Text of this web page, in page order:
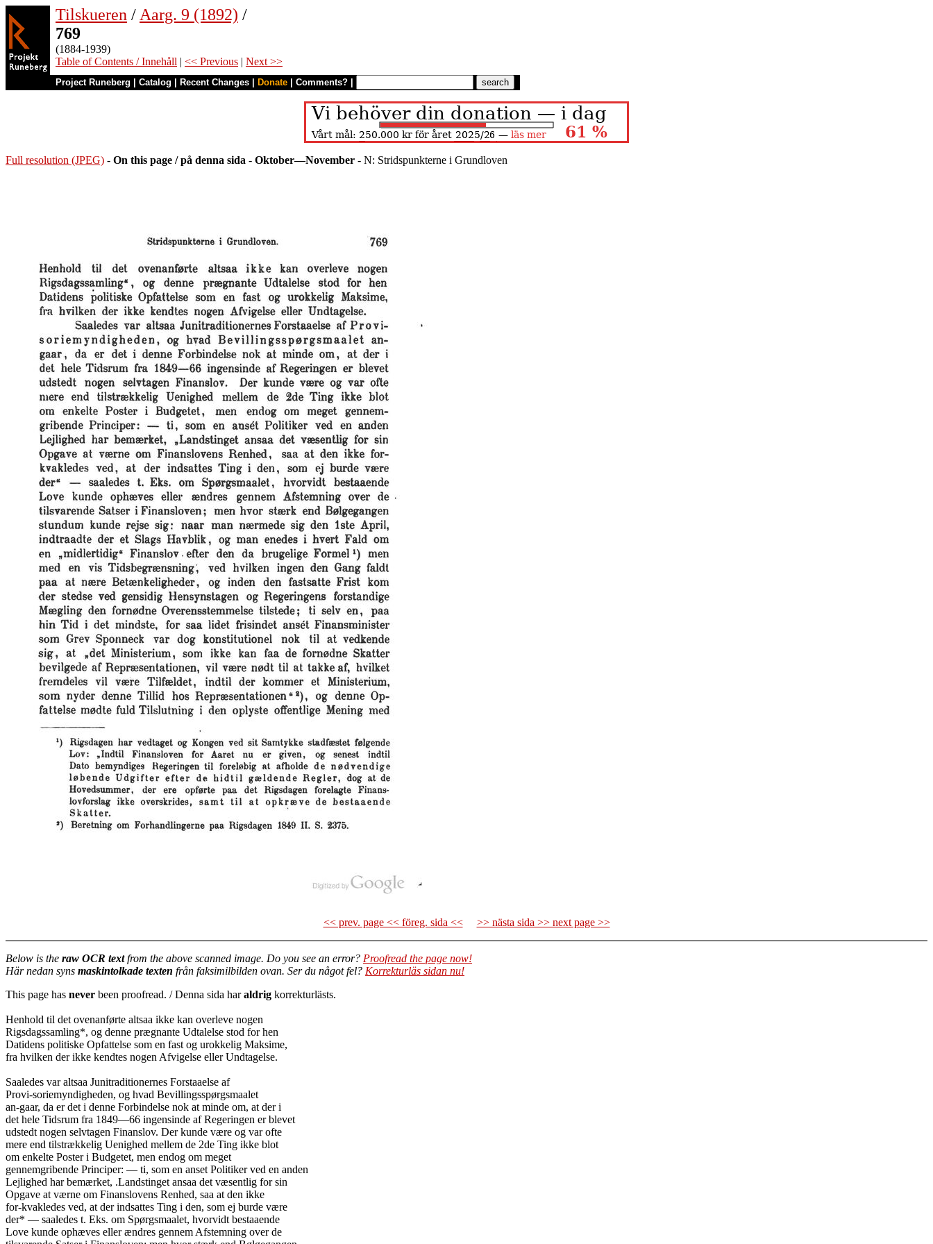
Tilskueren / Aarg. 9 (1892) /
769
(1884-1939)
Table of Contents / Innehåll | << Previous | Next >>
Project Runeberg Catalog Recent Changes Donate Comments?
Full resolution (JPEG) - On this page / på denna sida - Oktober—November - N: Stridspunkterne i Grundloven
<< prev. page << föreg. sida << >> nästa sida >> next page >>
Below is the raw OCR textfrom the above scanned image. Do you see an error? Proofread the page now!
Här nedan syns maskintolkade texten från faksimilbilden ovan. Ser du något fel? Korrekturläs sidan nu!
This page has never been proofread. / Denna sida haraldrig korrekturlästs.
Henhold til det ovenanførte altsaa ikke kan overleve nogen
Rigsdagssamling*, og denne prægnante Udtalelse stod for hen
Datidens politiske Opfattelse som en fast og urokkelig Maksime,
fra hvilken der ikke kendtes nogen Afvigelse eller Undtagelse.
Saaledes var altsaa Junitraditionernes Forstaaelse af
Provi-soriemyndigheden, og hvad Bevillingsspørgsmaalet
an-gaar, da er det i denne Forbindelse nok at minde om, at der i
det hele Tidsrum fra 1849—66 ingensinde af Regeringen er blevet
udstedt nogen selvtagen Finanslov. Der kunde være og var ofte
mere end tilstrækkelig Uenighed mellem de 2de Ting ikke blot
om enkelte Poster i Budgetet, men endog om meget
gennemgribende Principer: — ti, som en anset Politiker ved en anden
Lejlighed har bemærket, .Landstinget ansaa det væsentlig for sin
Opgave at værne om Finanslovens Renhed, saa at den ikke
for-kvakledes ved, at der indsattes Ting i den, som ej burde være
der* — saaledes t. Eks. om Spørgsmaalet, hvorvidt bestaaende
Love kunde ophæves eller ændres gennem Afstemning over de